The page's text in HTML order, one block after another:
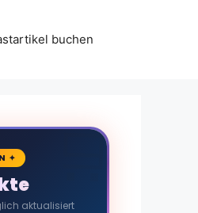
buchen
🛒
✦
aktualisiert